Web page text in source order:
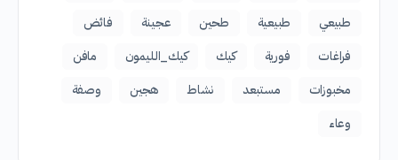
طبيعي
طبيعية طحين عجينة
فائض
فراغات
فورية كيك كيك_الليمون
مافن
مخبوزات
مستبعد نشاط هجين
وصفة
وعاء